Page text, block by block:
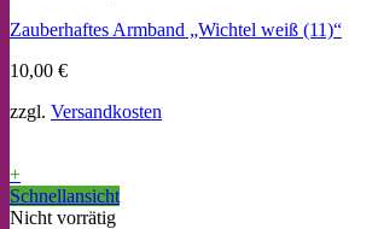
Zauberhaftes Armband „Wichtel weiß (11)“
10,00 €
zzgl. Versandkosten
+
Schnellansicht
Nicht vorrätig